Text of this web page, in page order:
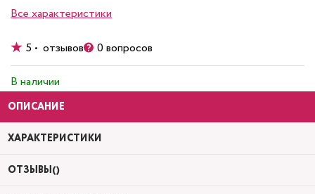
Все характеристики
5 • отзывов 0 вопросов
В наличии
ОПИСАНИЕ
ХАРАКТЕРИСТИКИ
ОТЗЫВЫ()